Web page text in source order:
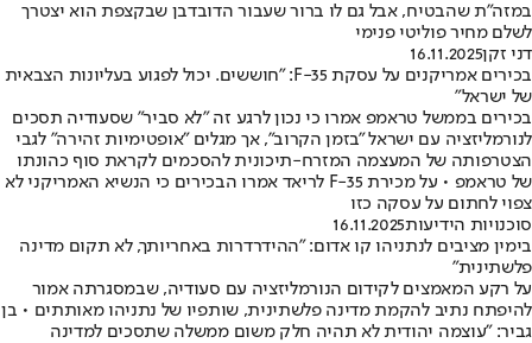
במזה"ת שהבטיח, אבל גם לו ברור שעבור הדובדבן שבקצפת הוא יצטרך
לשלם מחיר פוליטי פנימי
דני זקן16.11.2025
בכירים אמריקנים על עסקת F-35: "חוששים. יכול לפגוע בעליונות הצבאית
של ישראל"
בכירים בממשל טראמפ אמרו כי נכון לרגע זה "לא סביר" שסעודיה תסכים
לנורמליזציה עם ישראל "בזמן הקרוב", אך מגלים "אופטימיות זהירה" לגבי
הצטרפותה של המעצמה המזרח-תיכונית להסכמים לקראת סוף כהונתו
של טראמפ • על מכירת F-35 לריאד אמרו הבכירים כי הנשיא האמריקני לא
צפוי לחתום על עסקה כזו
סוכנויות הידיעות16.11.2025
בימין מציבים לנתניהו קו אדום: "ההידרדרות באחריותך, לא תקום מדינה
פלשתינית"
על רקע המאמצים לקידום הנורמליזציה עם סעודיה, שבמסגרתה אמור
להיפתח נתיב להקמת מדינה פלשתינית, שותפיו של נתניהו מאותתים • בן
גביר: "עוצמה יהודית לא תהיה חלק משום ממשלה שתסכים למדינה